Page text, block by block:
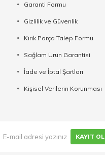
Garanti Formu
Gizlilik ve Güvenlik
Kırık Parça Talep Formu
Sağlam Ürün Garantisi
İade ve İptal Şartları
Kişisel Verilerin Korunması
KAYIT OL